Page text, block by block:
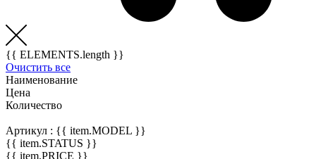
{{ ELEMENTS.length }}
Очистить все
Наименование
Цена
Количество
Артикул : {{ item.MODEL }}
{{ item.STATUS }}
{{ item.PRICE }}